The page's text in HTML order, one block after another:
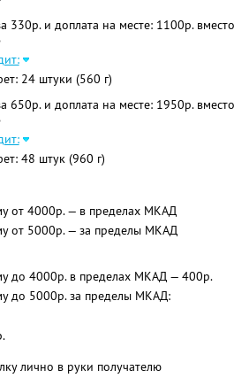
330р. и доплата на месте: 1100р. вместо
24 штуки (560 г)
650р. и доплата на месте: 1950р. вместо
48 штук (960 г)
от 4000р. — в пределах МКАД
от 5000р. — за пределы МКАД
до 4000р. в пределах МКАД — 400р.
до 5000р. за пределы МКАД:
лично в руки получателю